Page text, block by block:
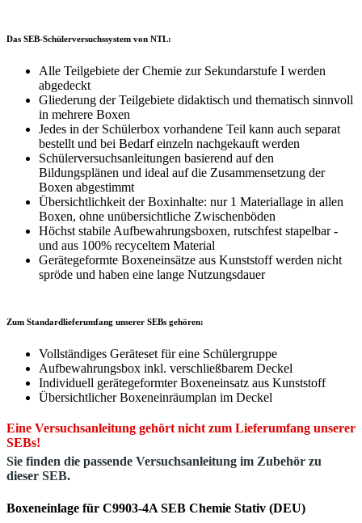
Das SEB-Schülerversuchssystem von NTL:
Alle Teilgebiete der Chemie zur Sekundarstufe I werden
abgedeckt
Gliederung der Teilgebiete didaktisch und thematisch sinnvoll
in mehrere Boxen
Jedes in der Schülerbox vorhandene Teil kann auch separat
bestellt und bei Bedarf einzeln nachgekauft werden
Schülerversuchsanleitungen basierend auf den
Bildungsplänen und ideal auf die Zusammensetzung der
Boxen abgestimmt
Übersichtlichkeit der Boxinhalte: nur 1 Materiallage in allen
Boxen, ohne unübersichtliche Zwischenböden
Höchst stabile Aufbewahrungsboxen, rutschfest stapelbar -
und aus 100% recyceltem Material
Gerätegeformte Boxeneinsätze aus Kunststoff werden nicht
spröde und haben eine lange Nutzungsdauer
Zum Standardlieferumfang unserer SEBs gehören:
Vollständiges Geräteset für eine Schülergruppe
Aufbewahrungsbox inkl. verschließbarem Deckel
Individuell gerätegeformter Boxeneinsatz aus Kunststoff
Übersichtlicher Boxeneinräumplan im Deckel
Eine Versuchsanleitung gehört nicht zum Lieferumfang unserer
SEBs!
Sie finden die passende Versuchsanleitung im Zubehör zu
dieser SEB.
Boxeneinlage für C9903-4A SEB Chemie Stativ (DEU)